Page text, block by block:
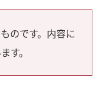
のです。内容に
す。